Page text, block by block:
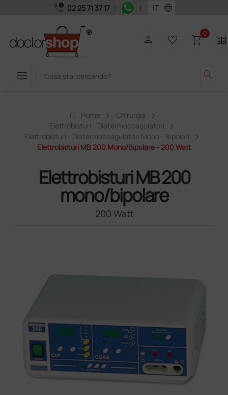
call_quality 02 25 71 37 17 | | language
menu search
person favorite_border shopping_cart0 two_pager
home Home
Chirurgia
Elettrobisturi - Diatermocoagulatori
Elettrobisturi - Diatermocoagulatori Mono - Bipolari
Elettrobisturi MB 200 Mono/bipolare - 200 Watt
Elettrobisturi MB 200
mono/bipolare
200 Watt